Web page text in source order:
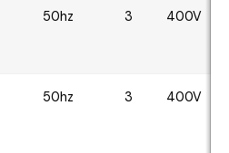
50hz 3 400V
50hz 3 400V